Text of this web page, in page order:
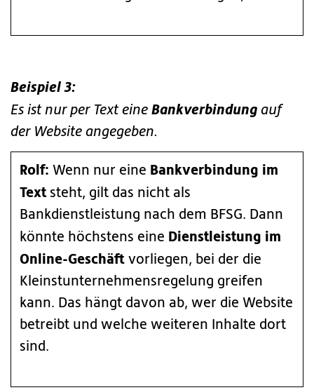
Beispiel 3:
Es ist nur per Text eine Bankverbindung auf
der Website angegeben.
Rolf: Wenn nur eine Bankverbindung im
Textsteht, gilt das nicht als
Bankdienstleistung nach dem BFSG. Dann
könnte höchstens eine Dienstleistung im
Online-Geschäft vorliegen, bei der die
Kleinstunternehmensregelung greifen
kann. Das hängt davon ab, wer die Website
betreibt und welche weiteren Inhalte dort
sind.